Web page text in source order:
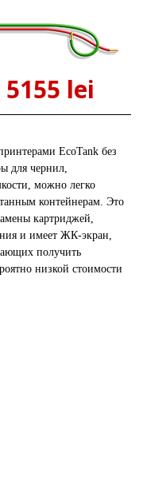
5155 lei
EcoTank без
для чернил,
можно легко
контейнерам. Это
картриджей,
и имеет ЖК-экран,
получить
низкой стоимости